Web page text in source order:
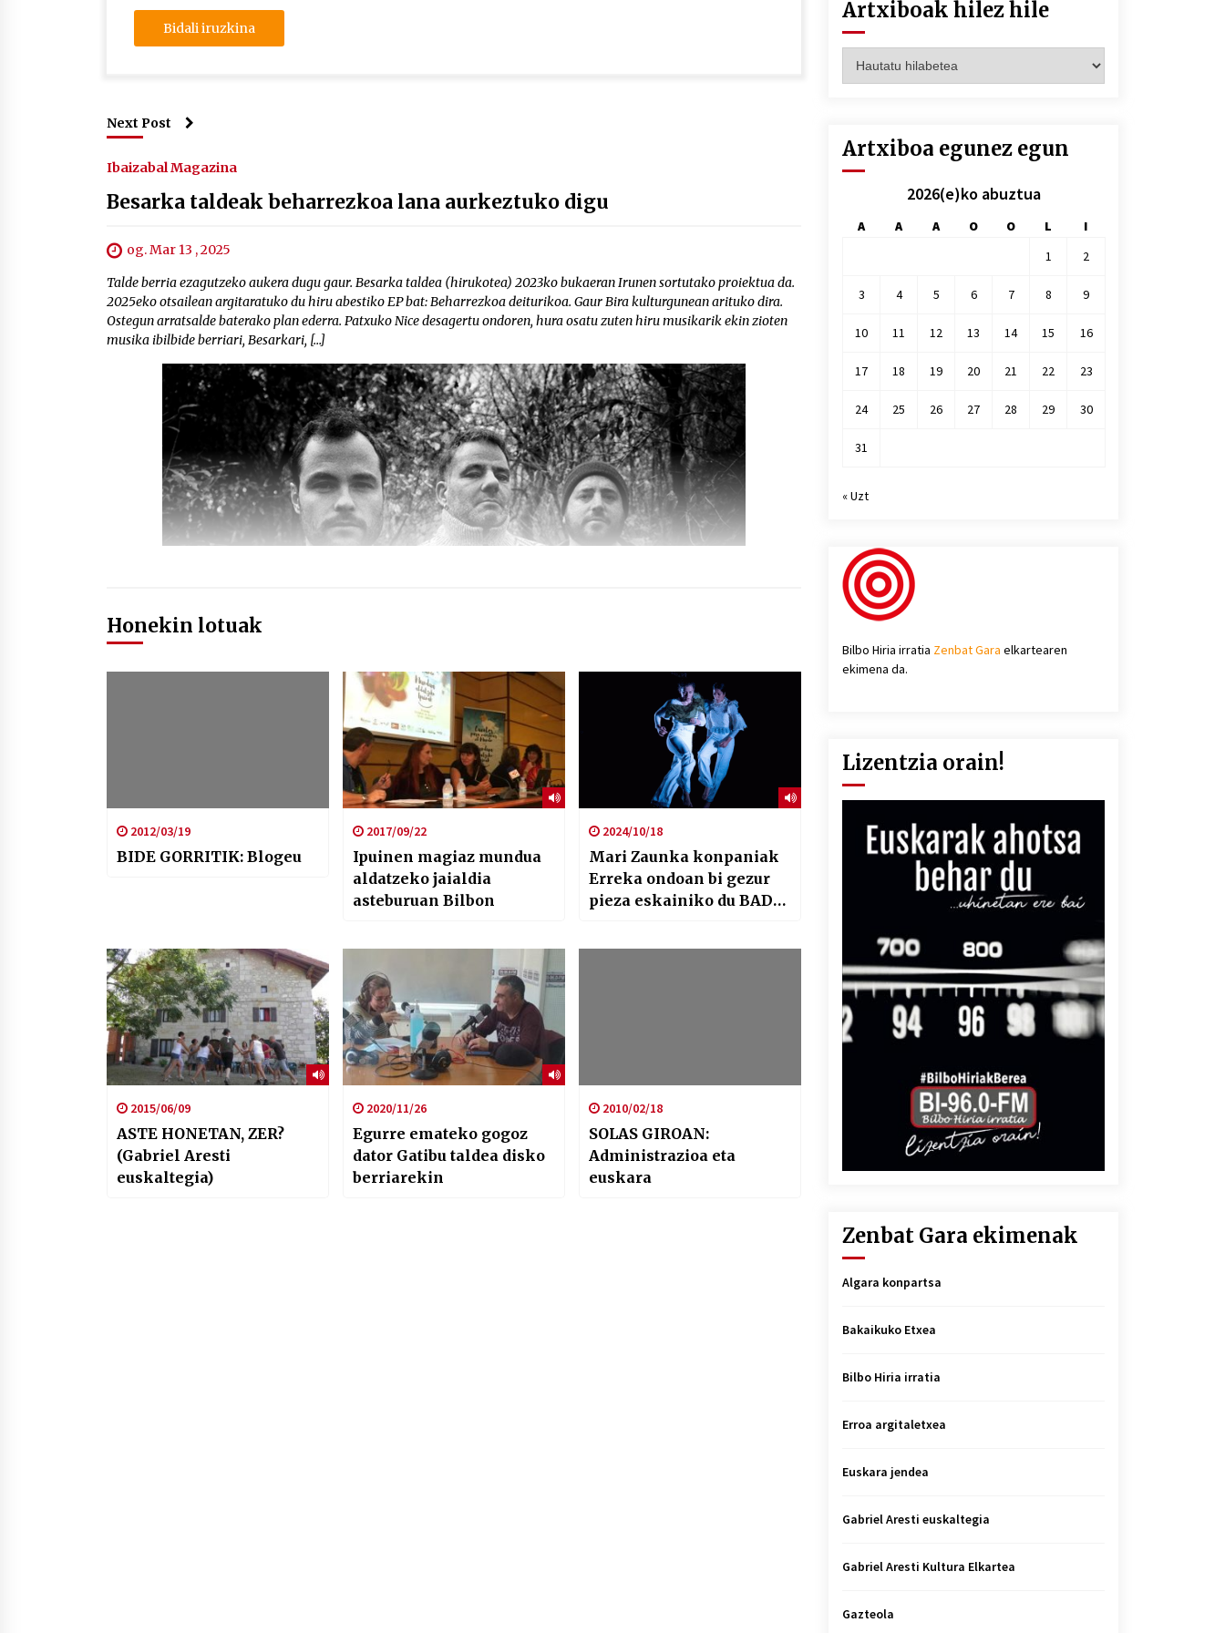
Next Post
Ibaizabal Magazina
Besarka taldeak beharrezkoa lana aurkeztuko digu
og. Mar 13 , 2025
Talde berria ezagutzeko aukera dugu gaur. Besarka taldea (hirukotea) 2023ko bukaeran Irunen sortutako proiektua da.
2025eko otsailean argitaratuko du hiru abestiko EP bat: Beharrezkoa deiturikoa. Gaur Bira kulturgunean arituko dira.
Ostegun arratsalde baterako plan ederra. Patxuko Nice desagertu ondoren, hura osatu zuten hiru musikarik ekin zioten
musika ibilbide berriari, Besarkari, […]
Honekin lotuak
2012/03/19
BIDE GORRITIK: Blogeu
2017/09/22
Ipuinen magiaz mundua
aldatzeko jaialdia
asteburuan Bilbon
2024/10/18
Mari Zaunka konpaniak
Erreka ondoan bi gezur
pieza eskainiko du BAD
2015/06/09
ASTE HONETAN, ZER?
(Gabriel Aresti
euskaltegia)
2020/11/26
Egurre emateko gogoz
dator Gatibu taldea disko
berriarekin
2010/02/18
SOLAS GIROAN:
Administrazioa eta
euskara
Artxiboak hilez hile
hilez
Artxiboa egunez egun
2026(e)ko abuztua
A A A O O L
I
1
2
3 4 5 6 7 8 9
10 11 12 13 14 15 16
17 18 19 20 21 22 23
24 25 26 27 28 29 30
31
« Uzt
Bilbo Hiria irratia Zenbat Gara elkartearen
ekimena da.
Lizentzia orain!
Zenbat Gara ekimenak
Algara konpartsa
Bakaikuko Etxea
Bilbo Hiria irratia
Erroa argitaletxea
Euskara jendea
Gabriel Aresti euskaltegia
Gabriel Aresti Kultura Elkartea
Gazteola